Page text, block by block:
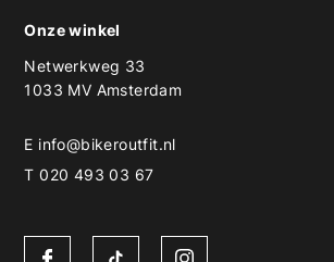
Onze winkel
Netwerkweg 33
1033 MV Amsterdam
E info@bikeroutfit.nl
T 020 493 03 67